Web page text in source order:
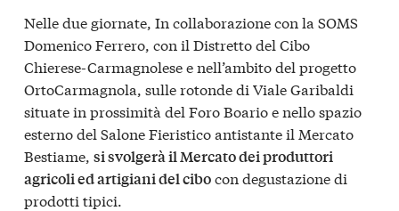
Nelle due giornate, In collaborazione con la SOMS
Domenico Ferrero, con il Distretto del Cibo
Chierese-Carmagnolese e nell’ambito del progetto
OrtoCarmagnola, sulle rotonde di Viale Garibaldi
situate in prossimità del Foro Boario e nello spazio
esterno del Salone Fieristico antistante il Mercato
Bestiame, si svolgerà il Mercato dei produttori
agricoli ed artigiani del cibocon degustazione di
prodotti tipici.